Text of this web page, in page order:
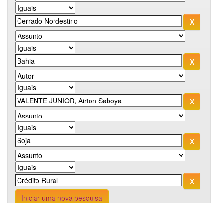
Iniciar uma nova pesquisa